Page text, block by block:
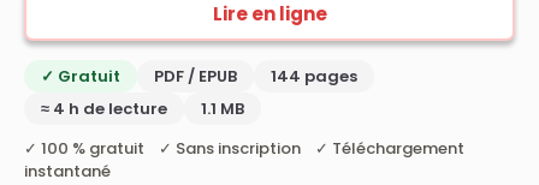
Lire en ligne
✓ Gratuit PDF / EPUB
144 pages
≈ 4 h de lecture
1.1 MB
✓ 100 % gratuit ✓ Sans inscription ✓ Téléchargement
instantané